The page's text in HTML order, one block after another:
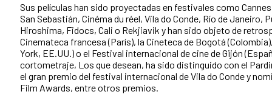
Sus películas han sido proyectadas en festivales como
San Sebastián, Cinéma du réel, Vila do Conde, Río de Janeiro,
Hiroshima, Fidocs, Cali o Rekjiavik y han sido objeto de
Cinemateca francesa (París), la Cineteca de Bogotá
York, EE.UU.) o el Festival internacional de cine de Gijón
cortometraje, Los que desean, ha sido distinguido con el
el gran premio del festival internacional de Vila do Conde y
Film Awards, entre otros premios.